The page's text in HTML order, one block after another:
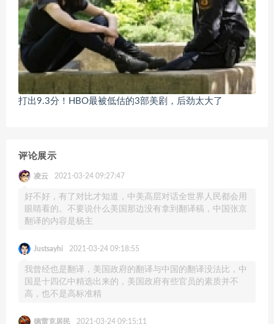
打出9.3分！HBO最被低估的3部美剧，后劲太大了
评论展示
凌云 2021-03-24 09:27:47
好不好，有了对比才知道，中美高层对话全世界人民都会用
眼睛看的。不要说什么美国那边没有拿到翻译稿，中国张京
翻译的内容是杨主
Justsayhi 2021-03-24 09:18:55
我曾经也是翻译，美国政府的翻译与中国的翻译没法比，中
国是十四亿中精选出来的，美国政府有些官员的素质并不
高，也不是高标准精
德雷克居民 2021-03-24 09:15:11